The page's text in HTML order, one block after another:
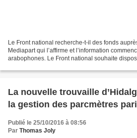
Le Front national recherche-t-il des fonds
Mediapart qui l’affirme et l’information
arabophones. Le Front national souhaite
La nouvelle trouvaille
la gestion des parcmètres
Publié le 25/10/2016 à 08:56
Par Thomas Joly